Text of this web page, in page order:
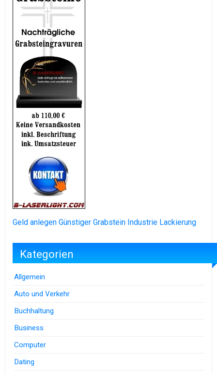
Geld anlegen Günstiger Grabstein Industrie Lackierung
Kategorien
Allgemein
Auto und Verkehr
Buchhaltung
Business
Computer
Dating